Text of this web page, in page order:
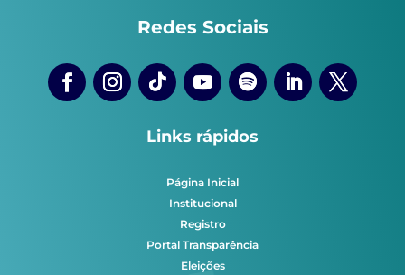
Redes Sociais
Links rápidos
Página Inicial
Institucional
Registro
Portal Transparência
Eleições